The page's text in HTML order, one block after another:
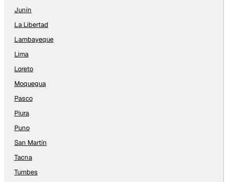
Junín
La Libertad
Lambayeque
Lima
Loreto
Moquegua
Pasco
Piura
Puno
San Martín
Tacna
Tumbes